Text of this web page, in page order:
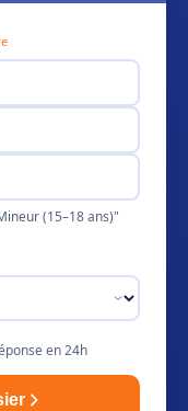
(15–18 ans)"
en 24h